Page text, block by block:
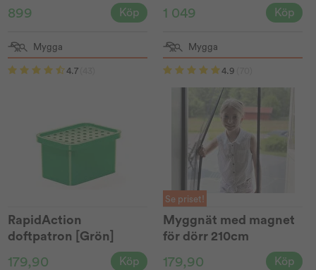
899 Köp 1 049 Köp
Mygga
4.7
RapidAction
doftpatron [Grön]
179,90 Köp
Mygga
4.9
Se priset!
Myggnät med magnet
för dörr 210cm
179,90 Köp